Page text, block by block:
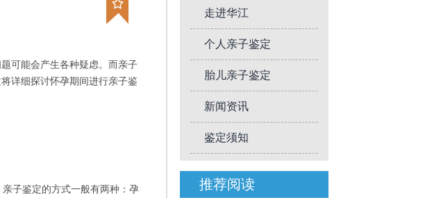
走进华江
个人亲子鉴定
胎儿亲子鉴定
新闻资讯
鉴定须知
推荐阅读
可能会产生各种疑虑。而亲子
详细探讨怀孕期间进行亲子鉴
子鉴定的方式一般有两种：孕